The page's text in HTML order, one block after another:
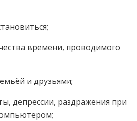
времени, проводимого
и друзьями;
депрессии, раздражения при